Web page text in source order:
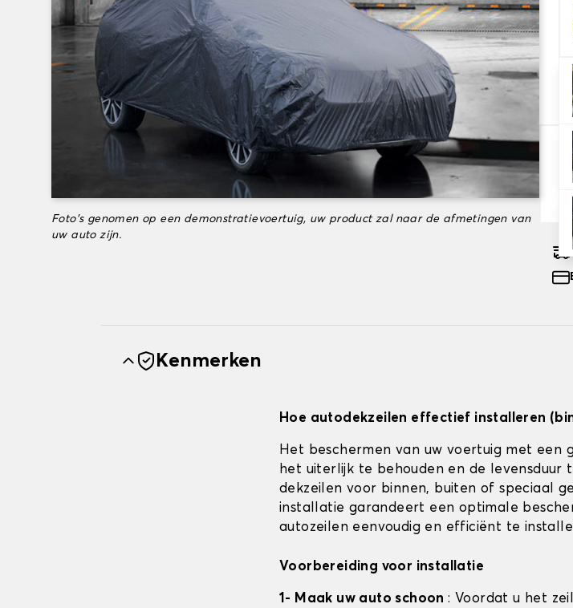
Foto's genomen op een demonstratievoertuig, uw product zal naar de afmetingen van
uw auto zijn.
Kenmerken
Hoe autodekzeilen effectief installeren
Het beschermen van uw voertuig met een
het uiterlijk te behouden en de levensduur
dekzeilen voor binnen, buiten of speciaal
installatie garandeert een optimale
autozeilen eenvoudig en efficiënt te
Voorbereiding voor installatie
1- Maak uw auto schoon: Voordat u het